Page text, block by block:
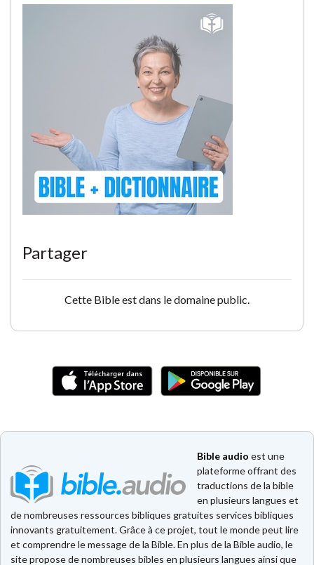
Partager
Cette Bible est dans le domaine public.
Bible audio est une
plateforme offrant des
traductions de la bible
en plusieurs langues et
de nombreuses ressources bibliques gratuites services bibliques
innovants gratuitement. Grâce à ce projet, tout le monde peut lire
et comprendre le message de la Bible. En plus de la Bible audio, le
site propose de nombreuses bibles en plusieurs langues ainsi que